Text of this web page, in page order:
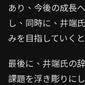
あり、今後の成長
し、同時に、井端
みを目指していく
最後に、井端氏の
課題を浮き彫りに